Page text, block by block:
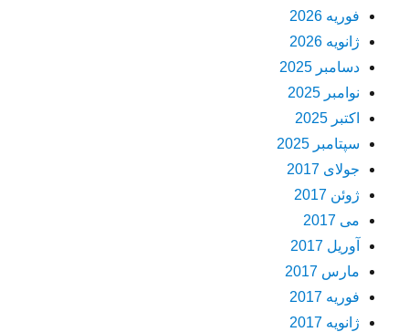
فوریه 2026
ژانویه 2026
دسامبر 2025
نوامبر 2025
اکتبر 2025
سپتامبر 2025
جولای 2017
ژوئن 2017
می 2017
آوریل 2017
مارس 2017
فوریه 2017
ژانویه 2017